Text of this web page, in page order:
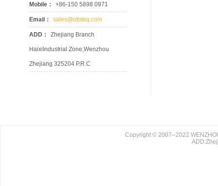
Mobile： +86-150 5898 0971
Email： sales@ototeq.com
ADD： Zhejiang Branch
HaixiIndustrial Zone,Wenzhou
Zhejiang 325204 P.R.C
Copyright © 2007--2022